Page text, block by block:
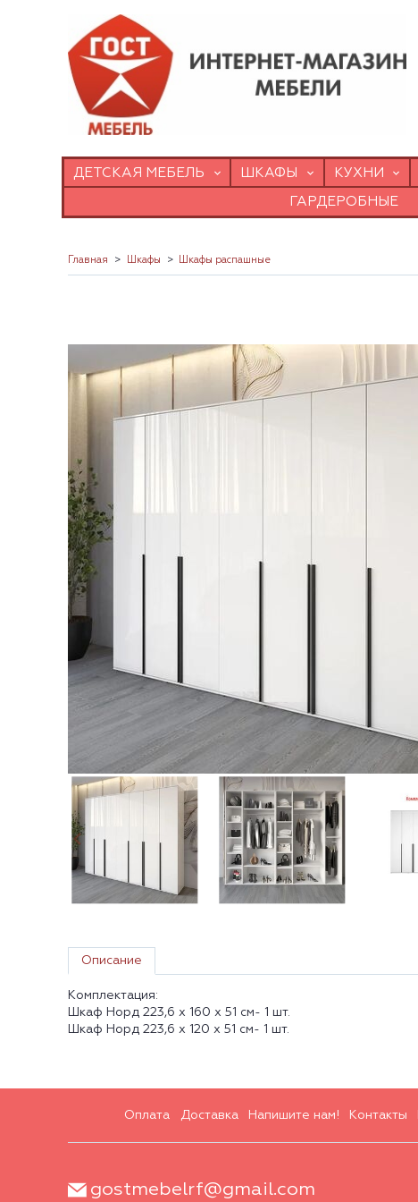
ДЕТСКАЯ МЕБЕЛЬ ШКАФЫ КУХНИ
ГАРДЕРОБНЫЕ
Главная Шкафы Шкафы распашные
Описание
Комплектация:
Шкаф Норд 223,6 х 160 х 51 см- 1 шт.
Шкаф Норд 223,6 х 120 х 51 см- 1 шт.
Оплата Доставка Напишите нам! Контакты
gostmebelrf@gmail.com